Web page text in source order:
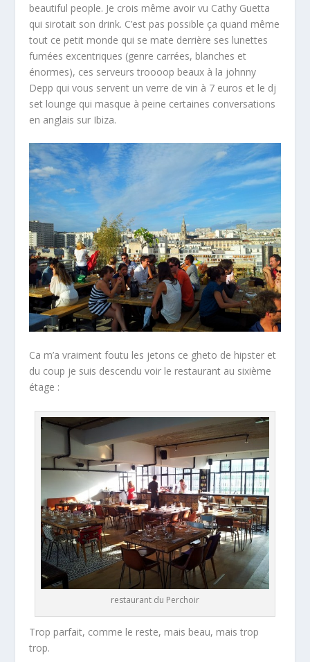
beautiful people. Je crois même avoir vu Cathy Guetta
qui sirotait son drink. C’est pas possible ça quand même
tout ce petit monde qui se mate derrière ses lunettes
fumées excentriques (genre carrées, blanches et
énormes), ces serveurs troooop beaux à la johnny
Depp qui vous servent un verre de vin à 7 euros et le dj
set lounge qui masque à peine certaines conversations
en anglais sur Ibiza.
Ca m’a vraiment foutu les jetons ce gheto de hipster et
du coup je suis descendu voir le restaurant au sixième
étage :
restaurant du Perchoir
Trop parfait, comme le reste, mais beau, mais trop
trop.